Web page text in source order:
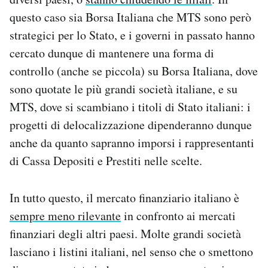
questo caso sia Borsa Italiana che MTS sono però
strategici per lo Stato, e i governi in passato hanno
cercato dunque di mantenere una forma di
controllo (anche se piccola) su Borsa Italiana, dove
sono quotate le più grandi società italiane, e su
MTS, dove si scambiano i titoli di Stato italiani: i
progetti di delocalizzazione dipenderanno dunque
anche da quanto sapranno imporsi i rappresentanti
di Cassa Depositi e Prestiti nelle scelte.
In tutto questo, il mercato finanziario italiano è
sempre meno rilevantein confronto ai mercati
finanziari degli altri paesi. Molte grandi società
lasciano i listini italiani, nel senso che o smettono